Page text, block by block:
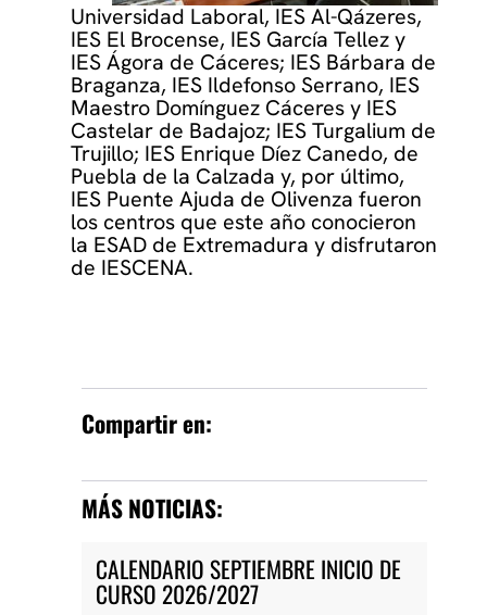
Universidad Laboral, IES Al-Qázeres,
IES El Brocense, IES García Tellez y
IES Ágora de Cáceres; IES Bárbara de
Braganza, IES Ildefonso Serrano, IES
Maestro Domínguez Cáceres y IES
Castelar de Badajoz; IES Turgalium de
Trujillo; IES Enrique Díez Canedo, de
Puebla de la Calzada y, por último,
IES Puente Ajuda de Olivenza fueron
los centros que este año conocieron
la ESAD de Extremadura y disfrutaron
de IESCENA.
Compartir en:
MÁS NOTICIAS:
CALENDARIO SEPTIEMBRE INICIO DE
CURSO 2026/2027